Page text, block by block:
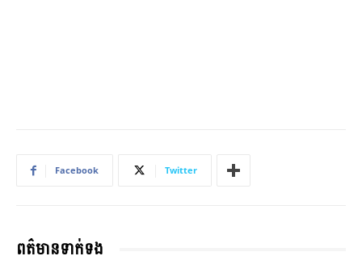
Facebook Twitter
ពត៌មានទាក់ទង